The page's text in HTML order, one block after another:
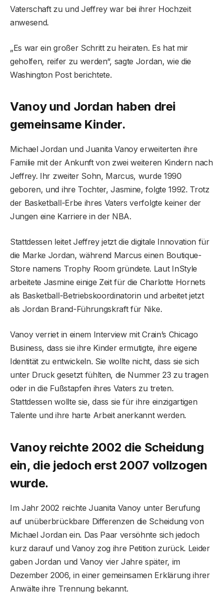
Vaterschaft zu und Jeffrey war bei ihrer Hochzeit
anwesend.
„Es war ein großer Schritt zu heiraten. Es hat mir
geholfen, reifer zu werden“, sagte Jordan, wie die
Washington Post berichtete.
Vanoy und Jordan haben drei
gemeinsame Kinder.
Michael Jordan und Juanita Vanoy erweiterten ihre
Familie mit der Ankunft von zwei weiteren Kindern nach
Jeffrey. Ihr zweiter Sohn, Marcus, wurde 1990
geboren, und ihre Tochter, Jasmine, folgte 1992. Trotz
der Basketball-Erbe ihres Vaters verfolgte keiner der
Jungen eine Karriere in der NBA.
Stattdessen leitet Jeffrey jetzt die digitale Innovation für
die Marke Jordan, während Marcus einen Boutique-
Store namens Trophy Room gründete. Laut InStyle
arbeitete Jasmine einige Zeit für die Charlotte Hornets
als Basketball-Betriebskoordinatorin und arbeitet jetzt
als Jordan Brand-Führungskraft für Nike.
Vanoy verriet in einem Interview mit Crain’s Chicago
Business, dass sie ihre Kinder ermutigte, ihre eigene
Identität zu entwickeln. Sie wollte nicht, dass sie sich
unter Druck gesetzt fühlten, die Nummer 23 zu tragen
oder in die Fußstapfen ihres Vaters zu treten.
Stattdessen wollte sie, dass sie für ihre einzigartigen
Talente und ihre harte Arbeit anerkannt werden.
Vanoy reichte 2002 die Scheidung
ein, die jedoch erst 2007 vollzogen
wurde.
Im Jahr 2002 reichte Juanita Vanoy unter Berufung
auf unüberbrückbare Differenzen die Scheidung von
Michael Jordan ein. Das Paar versöhnte sich jedoch
kurz darauf und Vanoy zog ihre Petition zurück. Leider
gaben Jordan und Vanoy vier Jahre später, im
Dezember 2006, in einer gemeinsamen Erklärung ihrer
Anwälte ihre Trennung bekannt.